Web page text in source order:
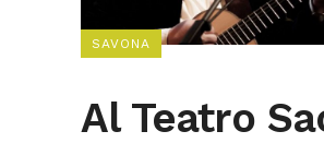
SAVONA
Al Teatro